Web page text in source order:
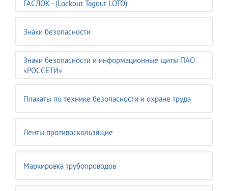
ГАСЛОК - (Lockout Tagout LOTO)
Знаки безопасности
Знаки безопасности и информационные щиты ПАО
«РОССЕТИ»
Плакаты по технике безопасности и охране труда
Ленты противоскользящие
Маркировка трубопроводов